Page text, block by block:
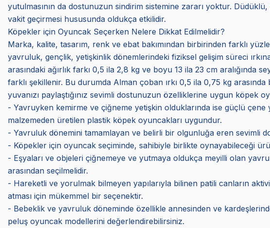
yutulmasının da dostunuzun sindirim sistemine zararı yoktur.
vakit geçirmesi hususunda oldukça etkilidir.
Köpekler için Oyuncak Seçerken Nelere Dikkat Edilmelidir?
Marka, kalite, tasarım, renk ve ebat bakımından birbirinden farklı
yavruluk, gençlik, yetişkinlik dönemlerindeki fiziksel gelişim süreci
arasındaki ağırlık farkı 0,5 ila 2,8 kg ve boyu 13 ila 23 cm aralığında
farklı şekillenir. Bu durumda Alman çoban ırkı 0,5 ila 0,75 kg
yuvanızı paylaştığınız sevimli dostunuzun özelliklerine uygun köpek
- Yavruyken kemirme ve çiğneme yetişkin olduklarında ise güçlü çene
malzemeden üretilen plastik köpek oyuncakları uygundur.
- Yavruluk dönemini tamamlayan ve belirli bir olgunluğa eren sevimli
- Köpekler için oyuncak seçiminde, sahibiyle birlikte oynayabileceği
- Eşyaları ve objeleri çiğnemeye ve yutmaya oldukça meyilli olan
arasından seçilmelidir.
- Hareketli ve yorulmak bilmeyen yapılarıyla bilinen patili canların
atması için mükemmel bir seçenektir.
- Bebeklik ve yavruluk döneminde özellikle annesinden ve
peluş oyuncak modellerini değerlendirebilirsiniz.